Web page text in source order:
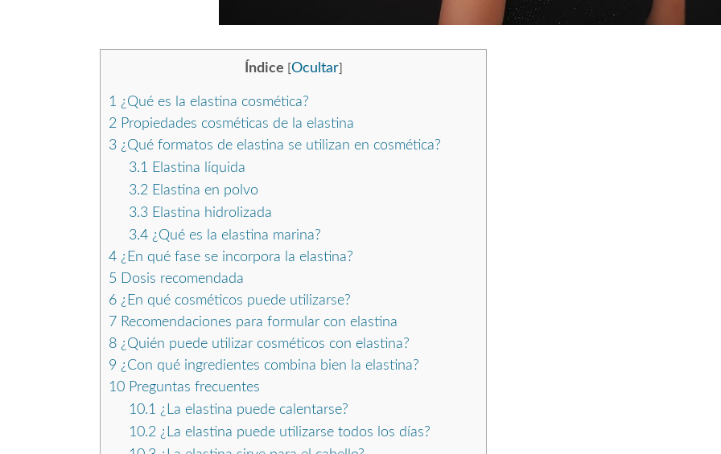
Índice [Ocultar]
1 ¿Qué es la elastina cosmética?
2 Propiedades cosméticas de la elastina
3 ¿Qué formatos de elastina se utilizan en cosmética?
3.1
Elastina líquida
3.2 Elastina en polvo
3.3Elastina hidrolizada
3.4¿Qué es la elastina marina?
4 ¿En qué fase se incorpora la elastina?
5 Dosis recomendada
6 ¿En qué cosméticos puede utilizarse?
7 Recomendaciones para formular con elastina
8 ¿Quién puede utilizar cosméticos con elastina?
9 ¿Con qué ingredientes combina bien la elastina?
10 Preguntas frecuentes
10.1 ¿La elastina puede calentarse?
10.2 ¿La elastina puede utilizarse todos los días?